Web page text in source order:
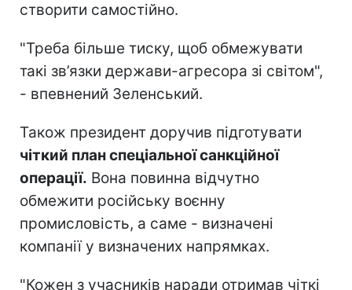
створити самостійно.
"Треба більше тиску, щоб обмежувати
такі зв’язки держави-агресора зі світом",
- впевнений Зеленський.
Також президент доручив підготувати
чіткий план спеціальної санкційної
операції. Вона повинна відчутно
обмежити російську воєнну
промисловість, а саме - визначені
компанії у визначених напрямках.
"Кожен з учасників наради отримав чіткі